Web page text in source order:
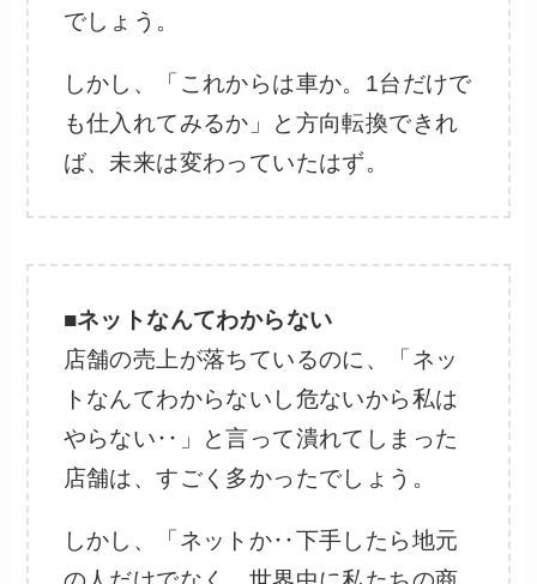
でしょう。
しかし、「これからは車か。1台だけで
も仕入れてみるか」と方向転換できれ
ば、未来は変わっていたはず。
■ネットなんてわからない
店舗の売上が落ちているのに、「ネッ
トなんてわからないし危ないから私は
やらない‥」と言って潰れてしまった
店舗は、すごく多かったでしょう。
しかし、「ネットか‥下手したら地元